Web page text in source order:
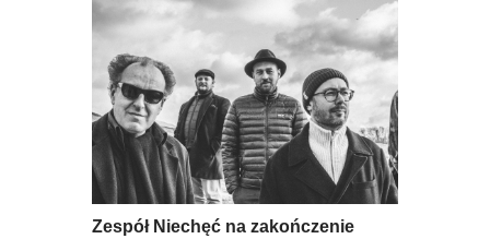
Zespół Niechęć na zakończenie